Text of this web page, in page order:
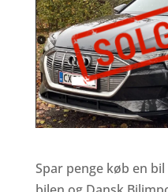
Spar penge køb en